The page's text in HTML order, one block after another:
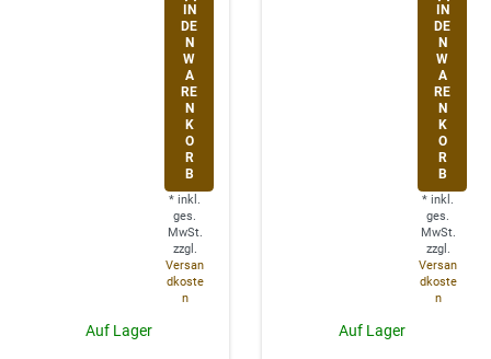
IN
DE
N
W
A
RE
N
K
O
R
B
* inkl.
ges.
MwSt.
zzgl.
Versan
dkoste
n
Auf Lager
IN
DE
N
W
A
RE
N
K
O
R
B
* inkl.
ges.
MwSt.
zzgl.
Versan
dkoste
n
Auf Lager